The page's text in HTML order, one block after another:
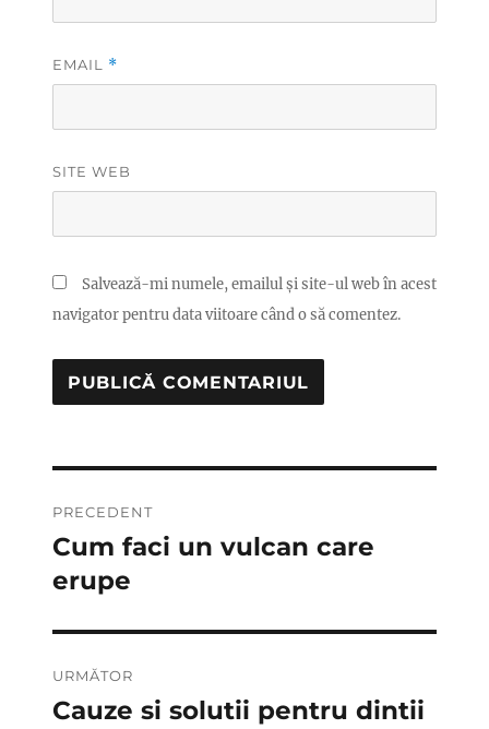
EMAIL *
SITE WEB
Salvează-mi numele, emailul și site-ul web în acest
navigator pentru data viitoare când o să comentez.
în
articole
PRECEDENT
Articolul
anterior:
Cum faci un vulcan care
erupe
URMĂTOR
Articolul
Cauze si solutii pentru dintii